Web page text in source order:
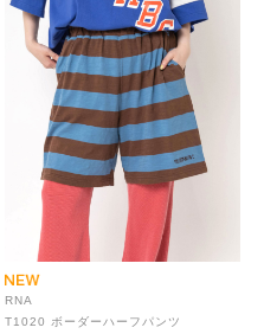
RNA
T1020 ボーダーハーフパンツ